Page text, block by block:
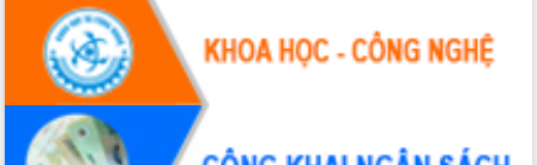
Hội thảo khoa học “Giải pháp thúc đẩy
phát triển nền kinh tế xanh tại tỉnh
Đắk Lắk”
Tăng cường giám sát, đôn đốc thực
hiện nhiệm vụ quản lý tài sản công
hàng tuần